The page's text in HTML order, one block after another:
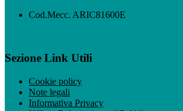
Cod.Mecc. ARIC81600E
Sezione Link Utili
Cookie policy
Note legali
Informativa Privacy